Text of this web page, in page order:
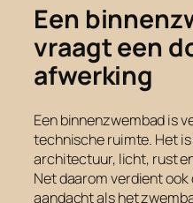
Een
vraagt een
afwerking
Een binnenzwembad is
technische ruimte. Het
architectuur, licht, rust
Net daarom verdient
aandacht als het